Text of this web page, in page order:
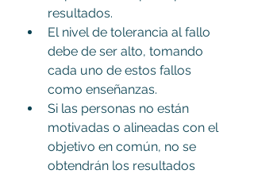
resultados.
El nivel de tolerancia al fallo
debe de ser alto, tomando
cada uno de estos fallos
como enseñanzas.
Si las personas no están
motivadas o alineadas con el
objetivo en común, no se
obtendrán los resultados